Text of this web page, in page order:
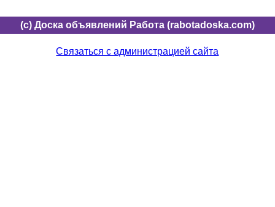
(c) Доска объявлений Работа (rabotadoska.com)
Связаться с администрацией сайта